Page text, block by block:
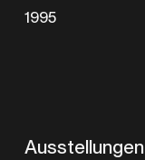
1995
Ausstellungen